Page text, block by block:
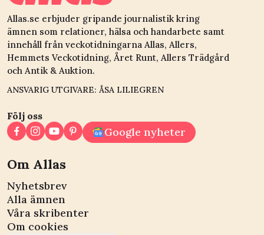
Allas.se erbjuder gripande journalistik kring
ämnen som relationer, hälsa och handarbete samt
innehåll från veckotidningarna Allas, Allers,
Hemmets Veckotidning, Året Runt, Allers Trädgård
och Antik & Auktion.
ANSVARIG UTGIVARE: ÅSA LILIEGREN
Följ oss
Google nyheter
Om Allas
Nyhetsbrev
Alla ämnen
Våra skribenter
Om cookies